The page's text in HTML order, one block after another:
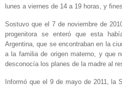
lunes a viernes de 14 a 19 horas, y
Sostuvo que el 7 de noviembre de
progenitora se enteró que esta
Argentina, que se encontraban en la
a la familia de origen materno, y que
desconocía los planes de la madre al
Informó que el 9 de mayo de 2011, la